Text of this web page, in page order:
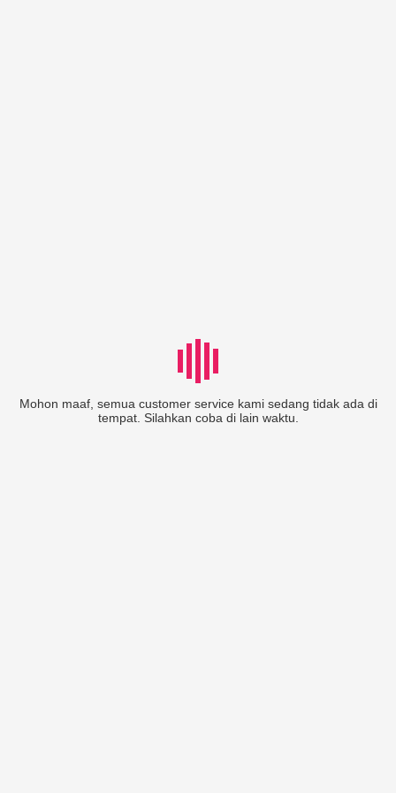
Mohon maaf, semua customer service kami sedang tidak ada di
tempat. Silahkan coba di lain waktu.